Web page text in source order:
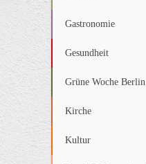
Gastronomie
Gesundheit
Grüne Woche Berlin
Kirche
Kultur